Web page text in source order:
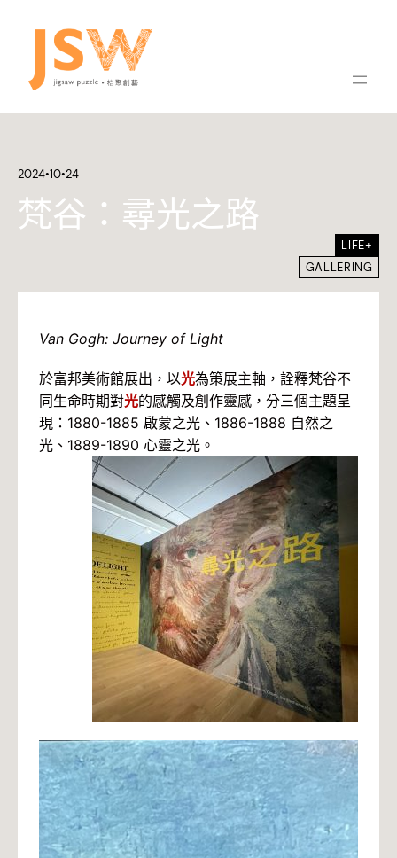
2024•10•24
梵谷：尋光之路
LIFE+
GALLERING
Van Gogh: Journey of Light
於富邦美術館展出，以光為策展主軸，詮釋梵谷不
同生命時期對光的感觸及創作靈感，分三個主題呈
現：1880-1885 啟蒙之光、1886-1888 自然之
光、1889-1890 心靈之光。